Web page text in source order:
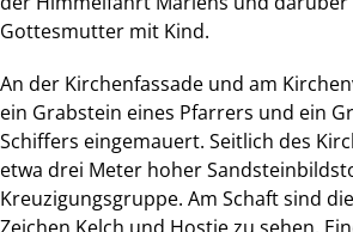
Gottesmutter mit Kind.
An der Kirchenfassade und am
ein Grabstein eines Pfarrers und ein
Schiffers eingemauert. Seitlich des
etwa drei Meter hoher
Kreuzigungsgruppe. Am Schaft sind